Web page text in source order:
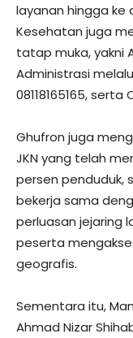
layanan hingga ke
Kesehatan juga
tatap muka, yakni
Administrasi
08118165165,
Ghufron juga
JKN yang telah
persen penduduk,
bekerja sama
perluasan jejaring
peserta
geografis.
Sementara itu,
Ahmad Nizar